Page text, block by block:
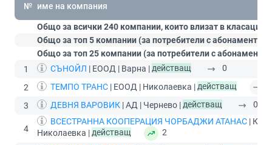
№ име на компания
Общо за всички 240 компании, които влизат в
Общо за топ 5 компании (за потребители с абонамент
Общо за топ 25 компании (за потребители с абонамент
1
СЪНОЙЛ | ЕООД | Варна |действащ
0
2
ТЕМПО ТРАНС | ЕООД | Николаевка |действащ
3
ДЕВНЯ ВАРОВИК | АД | Чернево |действащ 0
4
ВСЕСТРАННА КООПЕРАЦИЯ ЧОРБАДЖИ АТАНАС |
Николаевка |действащ
2